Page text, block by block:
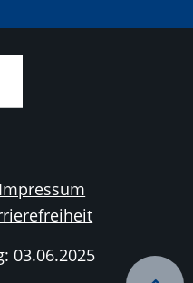
Impressum
03.06.2025